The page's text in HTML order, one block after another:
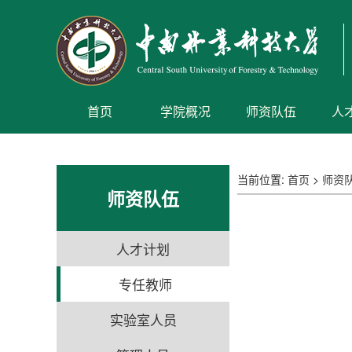
首页 学院概况 师资队伍 人
师资队伍
人才计划
专任教师
实验室人员
当前位置: 首页 > 师资